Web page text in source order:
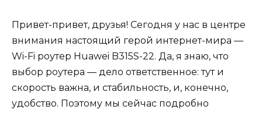
Привет-привет, друзья! Сегодня у нас в центре
внимания настоящий герой интернет-мира —
Wi-Fi роутер Huawei B315S-22. Да, я знаю, что
выбор роутера — дело ответственное: тут и
скорость важна, и стабильность, и, конечно,
удобство. Поэтому мы сейчас подробно